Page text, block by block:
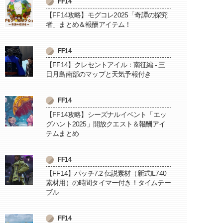
【FF14攻略】モグコレ2025「奇譚の探究
者」まとめ＆報酬アイテム！
FF14
【FF14】クレセントアイル：南征編 - 三
日月島南部のマップと天気予報付き
FF14
【FF14攻略】シーズナルイベント「エッ
グハント2025」開放クエスト＆報酬アイ
テムまとめ
FF14
【FF14】パッチ7.2 伝説素材（新式IL740
素材用）の時間タイマー付き！タイムテー
ブル
FF14